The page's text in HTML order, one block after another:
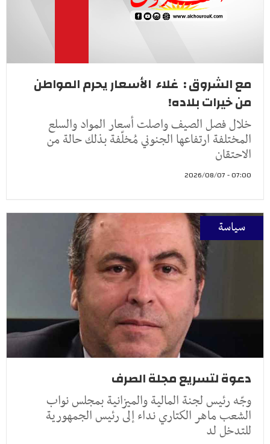
مع الشروق : غلاء الأسعار يحرم المواطن
من خيرات بلاده!
خلال فصل الصيف واصلت أسعار المواد والسلع
المختلفة ارتفاعها الجنوني مُخلّفة بذلك حالة من
الاحتقان
07:00 - 2026/08/07
سياسة
دعوة لتسريع مجلة الصرف
وجّه رئيس لجنة المالية والميزانية بمجلس نواب
الشعب ماهر الكتاري نداء إلى رئيس الجمهورية
للتدخل لد